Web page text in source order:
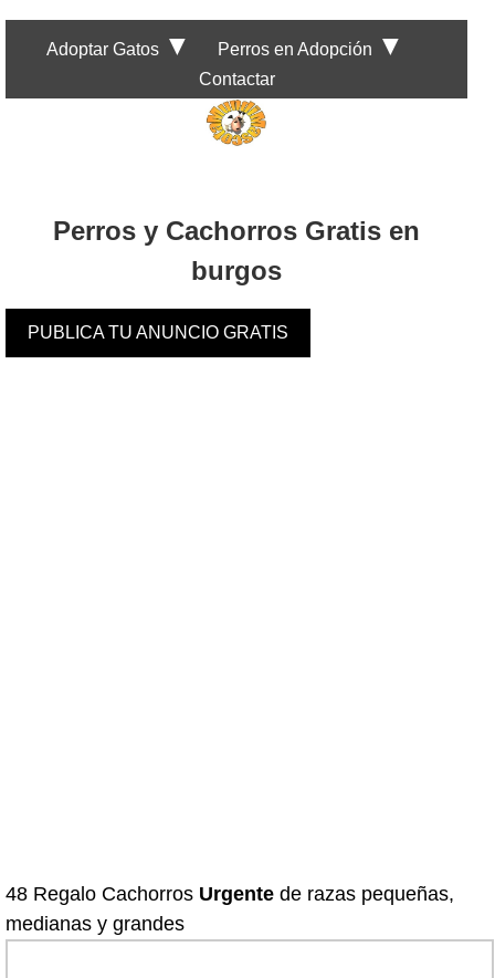
Adoptar Gatos ▼ Perros en Adopción ▼
Contactar
Perros y Cachorros Gratis en
burgos
PUBLICA TU ANUNCIO GRATIS
48 Regalo Cachorros Urgente de razas pequeñas,
medianas y grandes